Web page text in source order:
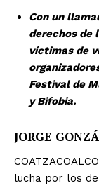
Con un
derechos de
víctimas de
Festival de
y Bifobia.
JORGE
lucha por los